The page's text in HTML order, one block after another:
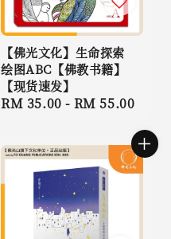
【佛光文化】生命探索
绘图ABC【佛教书籍】
【现货速发】
Regular
RM 35.00 - RM 55.00